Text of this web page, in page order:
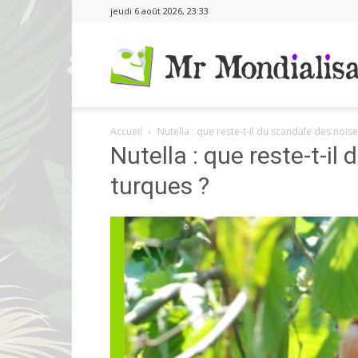
jeudi 6 août 2026, 23:33
Accueil Nutella : que reste-t-il du scandale des
Nutella : que reste-t-il
turques ?